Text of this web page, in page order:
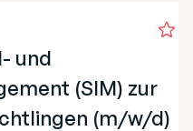
und
(SIM) zur
(m/w/d)